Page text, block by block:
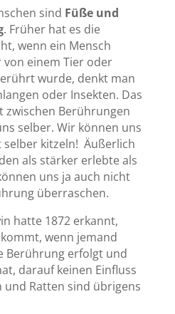
sind Füße und
. Früher hat es die
wenn ein Mensch
einem Tier oder
wurde, denkt man
oder Insekten. Das
zwischen Berührungen
selber. Wir können uns
selber kitzeln! Äußerlich
als stärker erlebte als
uns ja auch nicht
überraschen.
hatte 1872 erkannt,
wenn jemand
Berührung erfolgt und
darauf keinen Einfluss
und Ratten sind übrigens